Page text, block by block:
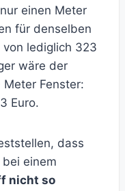
einen Meter
für denselben
von lediglich 323
wäre der
Meter Fenster:
Euro.
dass
einem
nicht so